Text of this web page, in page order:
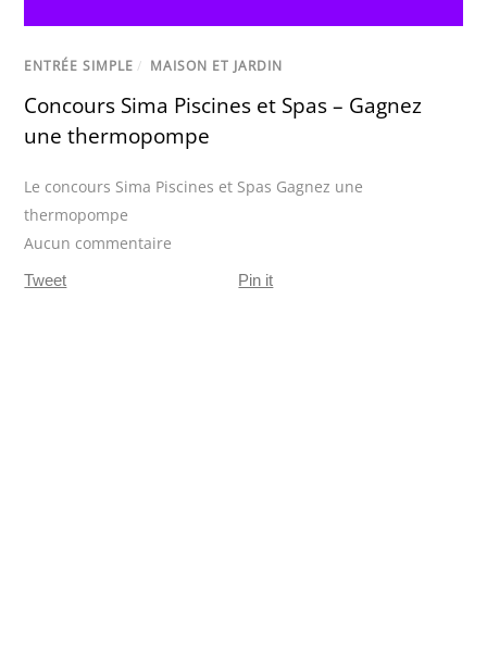
ENTRÉE SIMPLE / MAISON ET JARDIN
Concours Sima Piscines et Spas – Gagnez
une thermopompe
Le concours Sima Piscines et Spas Gagnez une
thermopompe
Aucun commentaire
Tweet Pin it